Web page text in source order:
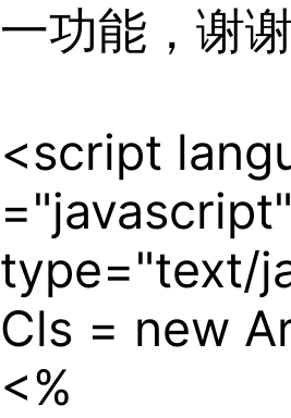
一功能，谢谢
<script
="javascript"
type="text/
Cls = new
<%